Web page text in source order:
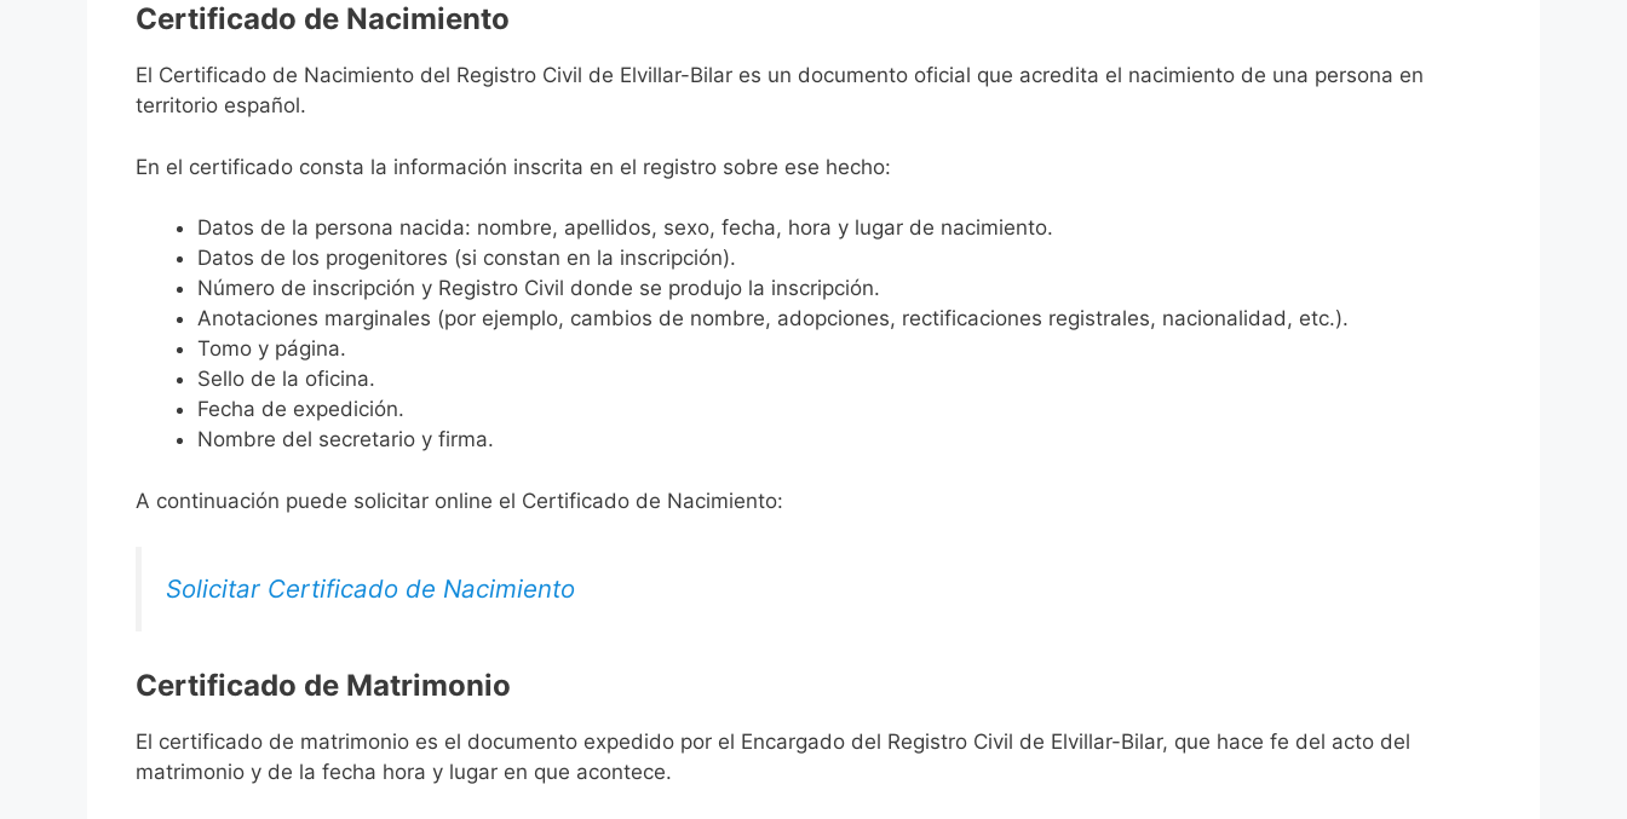
Certificado de Nacimiento
El Certificado de Nacimiento del Registro Civil de Elvillar-Bilar es un documento oficial que acredita el nacimiento de una persona en
territorio español.
En el certificado consta la información inscrita en el registro sobre ese hecho:
Datos de la persona nacida: nombre, apellidos, sexo, fecha, hora y lugar de nacimiento.
Datos de los progenitores (si constan en la inscripción).
Número de inscripción y Registro Civil donde se produjo la inscripción.
Anotaciones marginales (por ejemplo, cambios de nombre, adopciones, rectificaciones registrales, nacionalidad, etc.).
Tomo y página.
Sello de la oficina.
Fecha de expedición.
Nombre del secretario y firma.
A continuación puede solicitar online el Certificado de Nacimiento:
Solicitar Certificado de Nacimiento
Certificado de Matrimonio
El certificado de matrimonio es el documento expedido por el Encargado del Registro Civil de Elvillar-Bilar, que hace fe del acto del
matrimonio y de la fecha hora y lugar en que acontece.